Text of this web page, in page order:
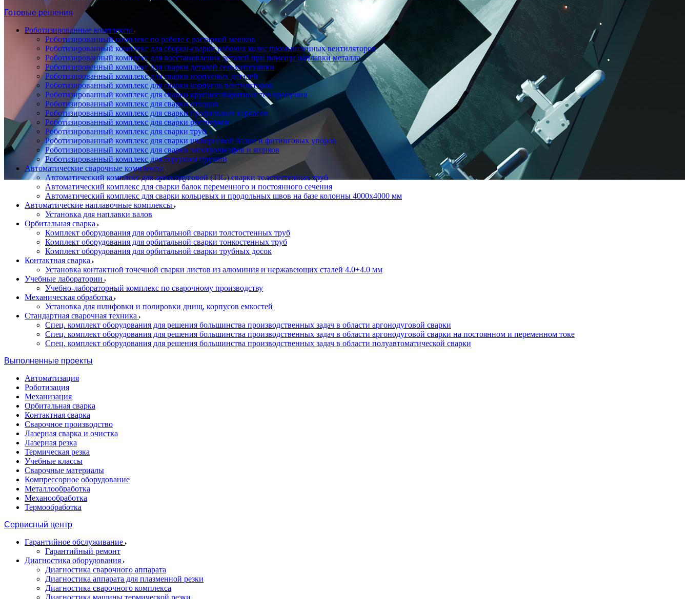
Готовые решения
Роботизированные комплексы
Роботизированный комплекс по работе с растаркой мешков
Роботизированный комплекс для сборки-сварки рабочих колес промышленных вентиляторов
Роботизированный комплекс для восстановления деталей при помощи наплавки металла
Роботизированный комплекс для сварки деталей сельхозтехники
Роботизированный комплекс для сварки корпусных деталей
Роботизированный комплекс для сварки корпусов вентиляторов
Роботизированный комплекс для сварки крупногабаритных тел вращения
Роботизированный комплекс для сварки отводов
Роботизированный комплекс для сварки профильных каркасов
Роботизированный комплекс для сварки ростверков
Роботизированный комплекс для сварки труб
Роботизированный комплекс для сварки шкворневой балки и фитинговых упоров
Роботизированный комплекс для сварки электрошкафов и ящиков
Роботизированный комплекс для торцовки пружин
Автоматические сварочные комплексы
Автоматический комплекс для аргонодуговой (TIG) сварки толстостенных труб
Автоматический комплекс для сварки балок переменного и постоянного сечения
Автоматический комплекс для сварки кольцевых и продольных швов на базе колонны 4000x4000 мм
Автоматические наплавочные комплексы
Установка для наплавки валов
Орбитальная сварка
Комплект оборудования для орбитальной сварки толстостенных труб
Комплект оборудования для орбитальной сварки тонкостенных труб
Комплект оборудования для орбитальной сварки трубных досок
Контактная сварка
Установка контактной точечной сварки листов из алюминия и нержавеющих сталей 4.0+4.0 мм
Учебные лаборатории
Учебно-лабораторный комплекс по сварочному производству
Механическая обработка
Установка для шлифовки и полировки днищ, корпусов емкостей
Стандартная сварочная техника
Спец. комплект оборудования для решения большинства производственных задач в области аргонодуговой сварки
Спец. комплект оборудования для решения большинства производственных задач в области аргонодуговой сварки на постоянном и переменном токе
Спец. комплект оборудования для решения большинства производственных задач в области полуавтоматической сварки
Выполненные проекты
Автоматизация
Роботизация
Механизация
Орбитальная сварка
Контактная сварка
Сварочное производство
Лазерная сварка и очистка
Лазерная резка
Термическая резка
Учебные классы
Сварочные материалы
Компрессорное оборудование
Металлообработка
Механообработка
Термообработка
Сервисный центр
Гарантийное обслуживание
Гарантийный ремонт
Диагностика оборудования
Диагностика сварочного аппарата
Диагностика аппарата для плазменной резки
Диагностика сварочного комплекса
Диагностика машины термической резки